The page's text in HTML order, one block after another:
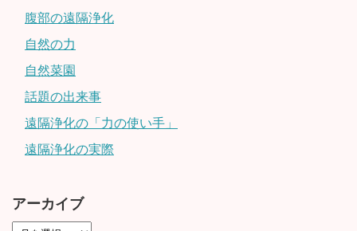
腹部の遠隔浄化
自然の力
自然菜園
話題の出来事
遠隔浄化の「力の使い手」
遠隔浄化の実際
アーカイブ